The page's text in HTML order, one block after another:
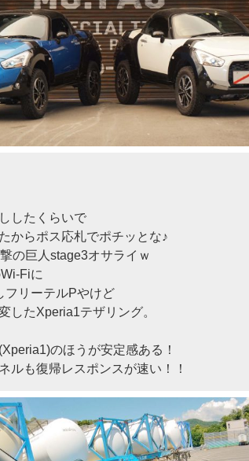
したくらいで
からポス応札でポチッとな♪
の巨人stage3オサライｗ
Fiに
フリーテルPやけど
したXperia1テザリング。
のほうが安定感ある！
ルも復帰レスポンスが速い！！